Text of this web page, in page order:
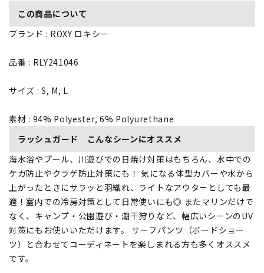
この商品について
ブランド : ROXY ロキシー
品番 : RLY241046
サイズ : S, M, L
素材 : 94% Polyester, 6% Polyurethane
ラッシュガード こんなシーンにオススメ
海水浴やプール、川遊びでの日焼け対策はもちろん、水中での
ケガ防止やクラゲ防止対策にも！ 気になる体型カバーや水から
上がったときにサラッと羽織れ、ライトなアウターとしても最
適！室内での冷房対策として日常使いにも◎ またマリンだけで
なく、キャンプ・公園遊び・潮干狩りなど、幅広いシーンのUV
対策にもお使いいただけます。 サーフパンツ（ボードショー
ツ）と合わせてコーディネートを楽しまれる方も多くオススメ
です。